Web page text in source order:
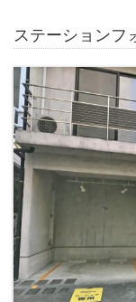
ステーションフ